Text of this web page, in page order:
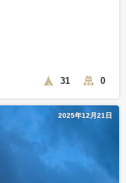
31 0
2025年12月21日